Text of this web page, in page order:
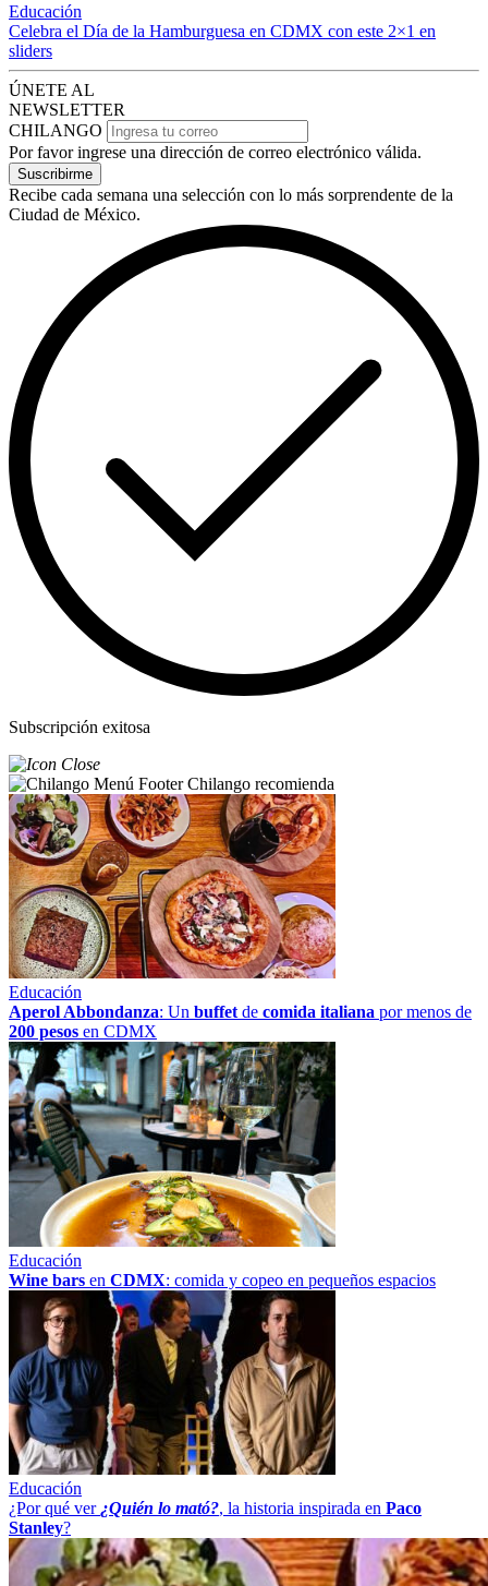
Educación
Celebra el Día de la Hamburguesa en CDMX con este 2×1 en
sliders
ÚNETE AL
NEWSLETTER
CHILANGO
Por favor ingrese una dirección de correo electrónico válida.
Suscribirme
Recibe cada semana una selección con lo más sorprendente de la
Ciudad de México.
Subscripción exitosa
Chilango recomienda
Educación
Aperol Abbondanza: Un buffet de comida italiana por menos de
200 pesos en CDMX
Educación
Wine bars en CDMX: comida y copeo en pequeños espacios
Educación
¿Por qué ver ¿Quién lo mató?, la historia inspirada en Paco
Stanley?